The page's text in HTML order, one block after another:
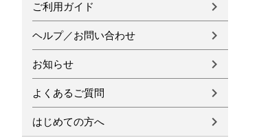
ご利用ガイド
ヘルプ／お問い合わせ
お知らせ
よくあるご質問
はじめての方へ